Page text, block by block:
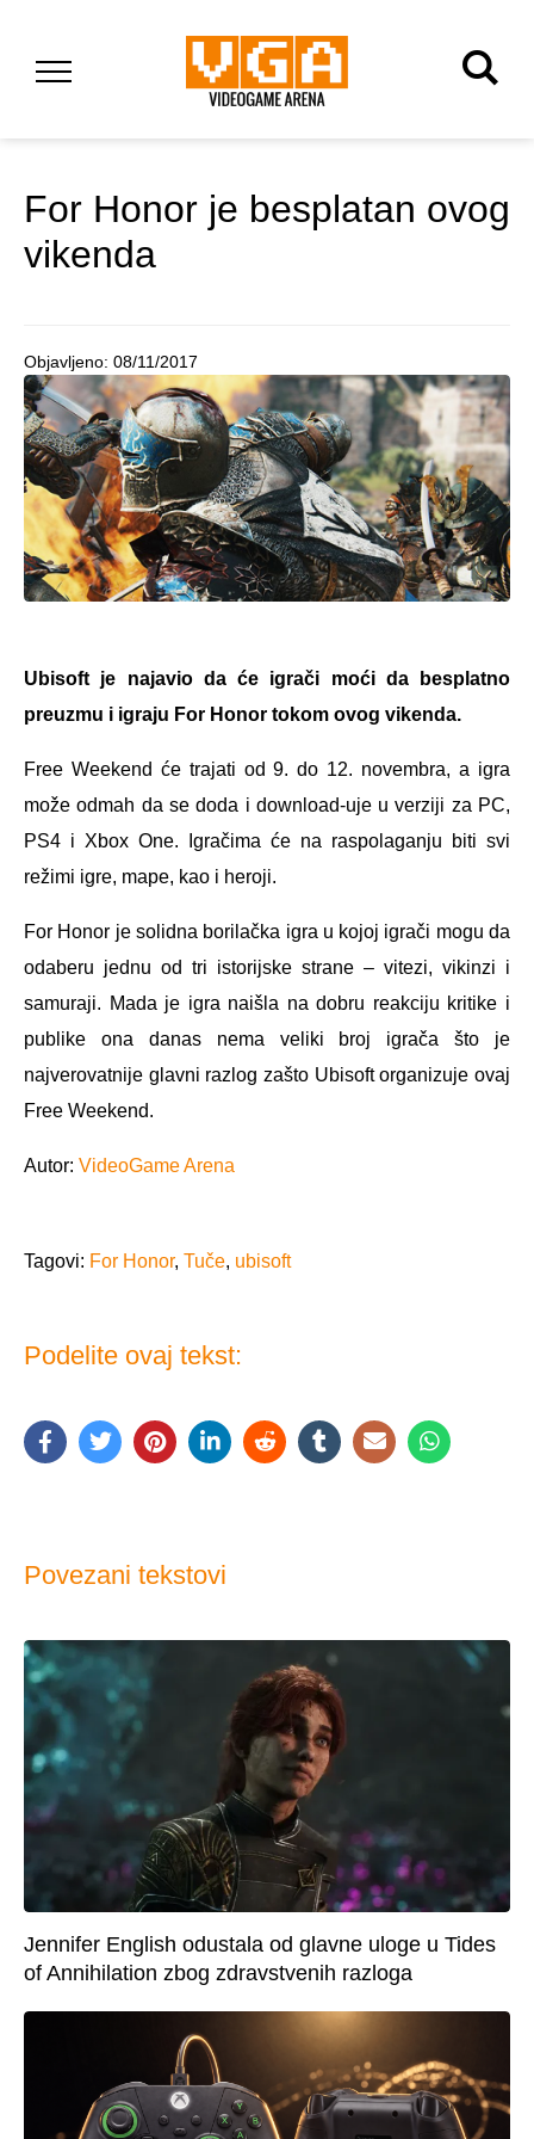
For Honor je besplatan ovog
vikenda
Objavljeno: 08/11/2017
Ubisoft je najavio da će igrači moći da besplatno
preuzmu i igraju For Honor tokom ovog vikenda.
Free Weekend će trajati od 9. do 12. novembra, a igra
može odmah da se doda i download-uje u verziji za PC,
PS4 i Xbox One. Igračima će na raspolaganju biti svi
režimi igre, mape, kao i heroji.
For Honor je solidna borilačka igra u kojoj igrači mogu da
odaberu jednu od tri istorijske strane – vitezi, vikinzi i
samuraji. Mada je igra naišla na dobru reakciju kritike i
publike ona danas nema veliki broj igrača što je
najverovatnije glavni razlog zašto Ubisoft organizuje ovaj
Free Weekend.
Autor: VideoGame Arena
Tagovi: For Honor, Tuče, ubisoft
Podelite ovaj tekst:
Povezani tekstovi
Jennifer English odustala od glavne uloge u Tides
of Annihilation zbog zdravstvenih razloga